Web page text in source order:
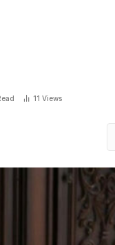
11 Views